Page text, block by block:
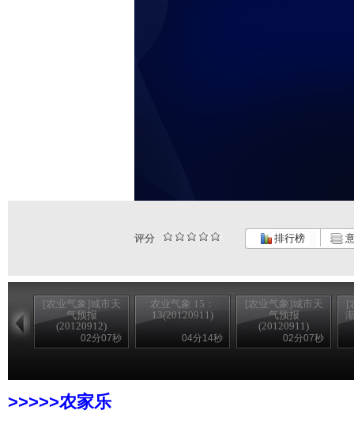
评分 排行榜
[农业气象]城市天
气预报
(20120912)
02分07秒
农业气象 15：
13(20120911)
04分14秒
[农业气象]城市天
气预报
(20120911)
02分07秒
[
>>>>>农家乐